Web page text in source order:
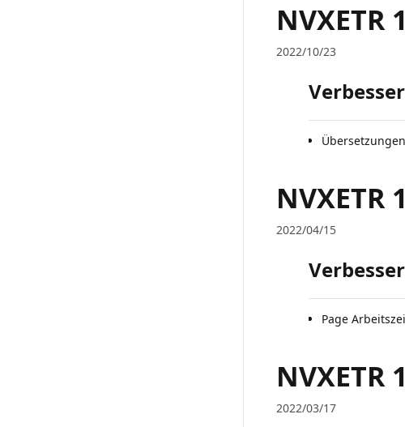
NVXETR
2022/10/23
NVXETR
2022/04/15
Page
NVXETR
2022/03/17